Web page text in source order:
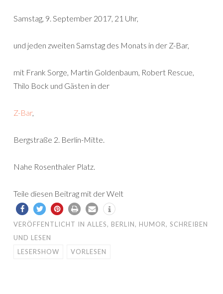
Samstag, 9. September 2017, 21 Uhr,
und jeden zweiten Samstag des Monats in der Z-Bar,
mit Frank Sorge, Martin Goldenbaum, Robert Rescue,
Thilo Bock und Gästen in der
Z-Bar,
Bergstraße 2. Berlin-Mitte.
Nahe Rosenthaler Platz.
Teile diesen Beitrag mit der Welt
VERÖFFENTLICHT IN ALLES, BERLIN, HUMOR, SCHREIBEN
UND LESEN
LESERSHOW
VORLESEN